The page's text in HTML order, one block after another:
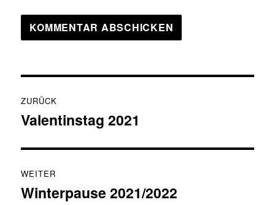
ZURÜCK
Vorheriger
Valentinstag 2021
WEITER
Nächster
Winterpause 2021/2022